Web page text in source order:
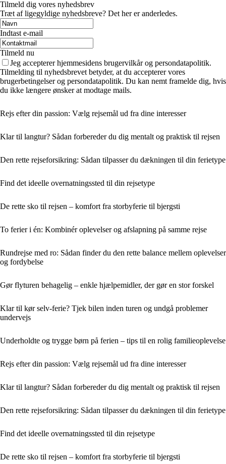
Tilmeld dig vores nyhedsbrev
Træt af ligegyldige nyhedsbreve? Det her er anderledes.
Indtast e-mail
Tilmeld nu
Jeg accepterer hjemmesidens brugervilkår og persondatapolitik.
Tilmelding til nyhedsbrevet betyder, at du accepterer vores
brugerbetingelser og persondatapolitik. Du kan nemt framelde dig, hvis
du ikke længere ønsker at modtage mails.
Rejs efter din passion: Vælg rejsemål ud fra dine interesser
Klar til langtur? Sådan forbereder du dig mentalt og praktisk til rejsen
Den rette rejseforsikring: Sådan tilpasser du dækningen til din ferietype
Find det ideelle overnatningssted til din rejsetype
De rette sko til rejsen – komfort fra storbyferie til bjergsti
To ferier i én: Kombinér oplevelser og afslapning på samme rejse
Rundrejse med ro: Sådan finder du den rette balance mellem oplevelser
og fordybelse
Gør flyturen behagelig – enkle hjælpemidler, der gør en stor forskel
Klar til kør selv-ferie? Tjek bilen inden turen og undgå problemer
undervejs
Underholdte og trygge børn på ferien – tips til en rolig familieoplevelse
Rejs efter din passion: Vælg rejsemål ud fra dine interesser
Klar til langtur? Sådan forbereder du dig mentalt og praktisk til rejsen
Den rette rejseforsikring: Sådan tilpasser du dækningen til din ferietype
Find det ideelle overnatningssted til din rejsetype
De rette sko til rejsen – komfort fra storbyferie til bjergsti